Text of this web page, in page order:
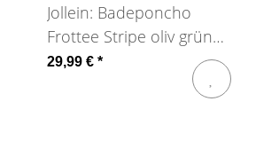
Jollein: Badeponcho
Frottee Stripe oliv grün
GOTS
29,99 € *